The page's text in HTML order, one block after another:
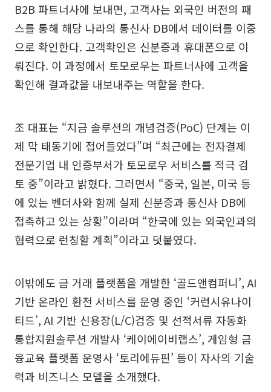
B2B 파트너사에 보내면, 고객사는 외국인 버전의 패
스를 통해 해당 나라의 통신사 DB에서 데이터를 이중
으로 확인한다. 고객확인은 신분증과 휴대폰으로 이
뤄진다. 이 과정에서 토모로우는 파트너사에 고객을
확인해 결과값을 내보내주는 역할을 한다.
조 대표는 “지금 솔루션의 개념검증(PoC) 단계는 이
제 막 태동기에 접어들었다”며 “최근에는 전자결제
전문기업 내 인증부서가 토모로우 서비스를 적극 검
토 중”이라고 밝혔다. 그러면서 “중국, 일본, 미국 등
에 있는 벤더사와 함께 실제 신분증과 통신사 DB에
접촉하고 있는 상황”이라며 “한국에 있는 외국인과의
협력으로 런칭할 계획”이라고 덧붙였다.
이밖에도 금 거래 플랫폼을 개발한 ‘골드앤컴퍼니’, AI
기반 온라인 환전 서비스를 운영 중인 ‘커런시유나이
티드’, AI 기반 신용장(L/C)검증 및 선적서류 자동화
통합지원솔루션 개발사 ‘케이에이비랩스’, 게임형 금
융교육 플랫폼 운영사 ‘토리에듀핀’ 등이 자사의 기술
력과 비즈니스 모델을 소개했다.